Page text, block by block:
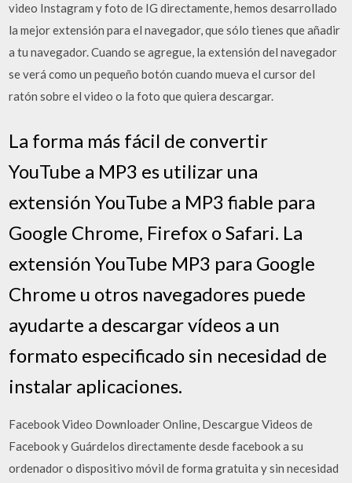
video Instagram y foto de IG directamente, hemos desarrollado
la mejor extensión para el navegador, que sólo tienes que añadir
a tu navegador. Cuando se agregue, la extensión del navegador
se verá como un pequeño botón cuando mueva el cursor del
ratón sobre el video o la foto que quiera descargar.
La forma más fácil de convertir
YouTube a MP3 es utilizar una
extensión YouTube a MP3 fiable para
Google Chrome, Firefox o Safari. La
extensión YouTube MP3 para Google
Chrome u otros navegadores puede
ayudarte a descargar vídeos a un
formato especificado sin necesidad de
instalar aplicaciones.
Facebook Video Downloader Online, Descargue Videos de
Facebook y Guárdelos directamente desde facebook a su
ordenador o dispositivo móvil de forma gratuita y sin necesidad